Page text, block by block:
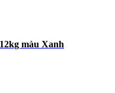
Miss 12kg màu Xanh